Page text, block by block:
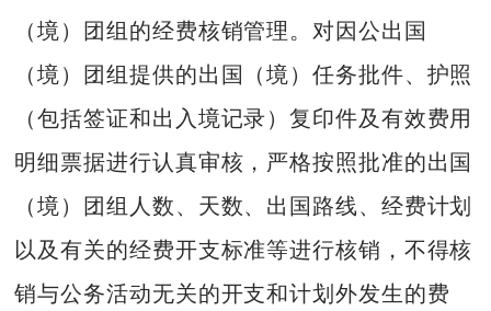
（境）团组的经费核销管理。对因公出国
（境）团组提供的出国（境）任务批件、护照
（包括签证和出入境记录）复印件及有效费用
明细票据进行认真审核，严格按照批准的出国
（境）团组人数、天数、出国路线、经费计划
以及有关的经费开支标准等进行核销，不得核
销与公务活动无关的开支和计划外发生的费